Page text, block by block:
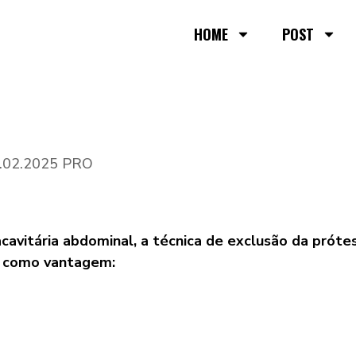
HOME POST
PRO
abdominal, a técnica de exclusão da
vantagem: